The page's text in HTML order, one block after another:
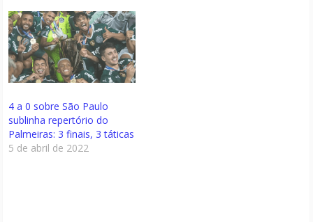
4 a 0 sobre São Paulo
sublinha repertório do
Palmeiras: 3 finais, 3 táticas
5 de abril de 2022